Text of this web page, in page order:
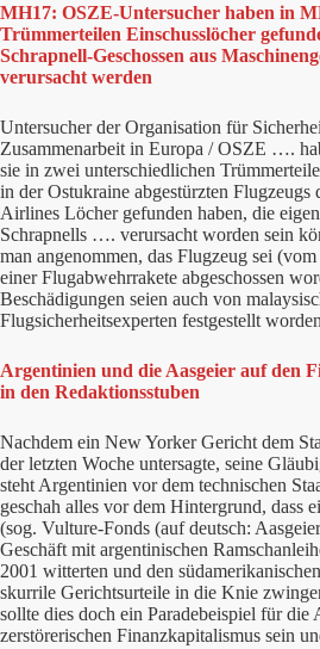
MH17: OSZE-Untersucher haben in
Trümmerteilen Einschusslöcher
Schrapnell-Geschossen aus
verursacht werden
Untersucher der Organisation für
Zusammenarbeit in Europa / OSZE ….
sie in zwei unterschiedlichen
in der Ostukraine abgestürzten Flugzeugs
Airlines Löcher gefunden haben, die
Schrapnells …. verursacht worden sein
man angenommen, das Flugzeug sei
einer Flugabwehrrakete abgeschossen
Beschädigungen seien auch von
Flugsicherheitsexperten festgestellt
Argentinien und die Aasgeier auf den
in den Redaktionsstuben
Nachdem ein New Yorker Gericht dem
der letzten Woche untersagte, seine
steht Argentinien vor dem technischen
geschah alles vor dem Hintergrund, dass
(sog. Vulture-Fonds (auf deutsch:
Geschäft mit argentinischen
2001 witterten und den
skurrile Gerichtsurteile in die Knie
sollte dies doch ein Paradebeispiel für die
zerstörerischen Finanzkapitalismus sein